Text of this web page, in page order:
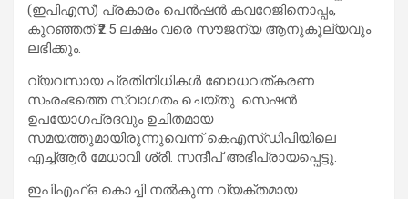
(ഇപിഎസ്) പ്രകാരം പെൻഷൻ കവറേജിനൊപ്പം,
കുറഞ്ഞത് ₹2.5 ലക്ഷം വരെ സൗജന്യ ആനുകൂല്യവും
ലഭിക്കും.
വ്യവസായ പ്രതിനിധികൾ ബോധവത്കരണ
സംരംഭത്തെ സ്വാഗതം ചെയ്തു. ‌സെഷൻ
ഉപയോഗപ്രദവും ഉചിതമായ
സമയത്തുമായിരുന്നുവെന്ന് കെ‌എസ്‌ഡി‌പിയിലെ
എച്ച്‌ആർ മേധാവി ശ്രീ. സന്ദീപ് അഭിപ്രായപ്പെട്ടു.
ഇപിഎഫ്ഒ കൊച്ചി നൽകുന്ന വ്യക്തമായ